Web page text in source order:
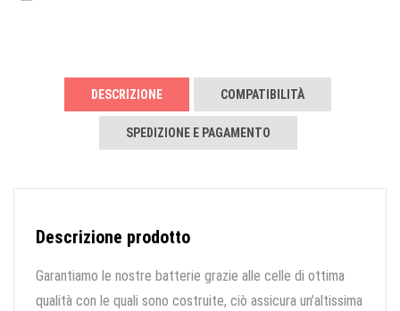
DESCRIZIONE COMPATIBILITÀ
SPEDIZIONE E PAGAMENTO
Descrizione prodotto
Garantiamo le nostre batterie grazie alle celle di ottima
qualità con le quali sono costruite, ciò assicura un’altissima